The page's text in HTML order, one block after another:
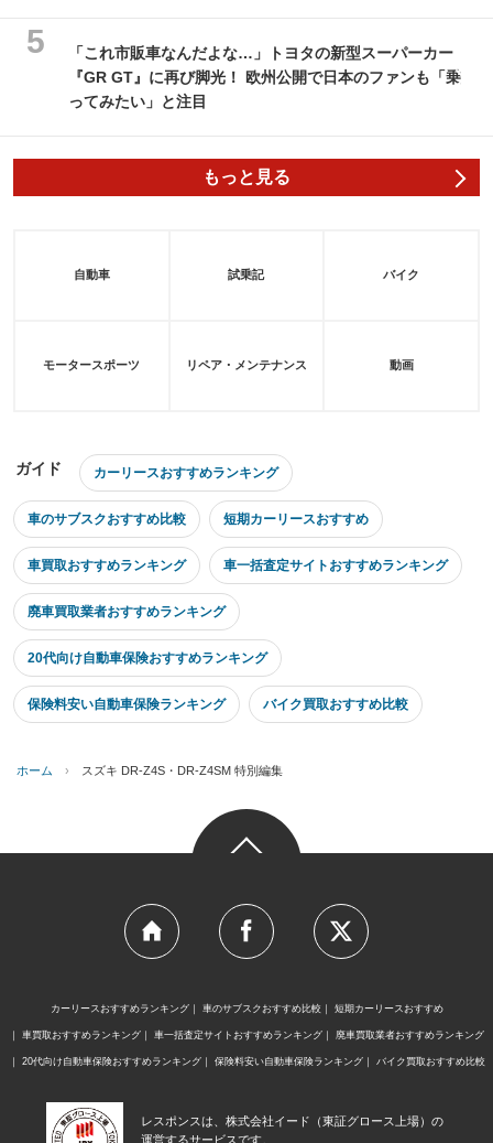
「これ市販車なんだよな…」トヨタの新型スーパーカー
『GR GT』に再び脚光！ 欧州公開で日本のファンも「乗
ってみたい」と注目
もっと見る
自動車 試乗記 バイク
モータースポーツ リペア・メンテナンス 動画
ガイド カーリースおすすめランキング
車のサブスクおすすめ比較 短期カーリースおすすめ
車買取おすすめランキング 車一括査定サイトおすすめランキング
廃車買取業者おすすめランキング
20代向け自動車保険おすすめランキング
保険料安い自動車保険ランキング バイク買取おすすめ比較
ホーム › スズキ DR-Z4S・DR-Z4SM 特別編集
カーリースおすすめランキング 車のサブスクおすすめ比較 短期カーリースおすすめ
車買取おすすめランキング 車一括査定サイトおすすめランキング 廃車買取業者おすすめランキング
20代向け自動車保険おすすめランキング 保険料安い自動車保険ランキング バイク買取おすすめ比較
レスポンスは、株式会社イード（東証グロース上場）の
運営するサービスです。